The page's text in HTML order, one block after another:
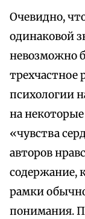
Очевидно,
одинаковой
невозможно
трехчастное
психологии
на
«чувства
авторов
содержание,
рамки
понимания.